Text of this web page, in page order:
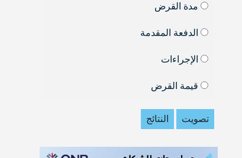
مدة القرض
الدفعة المقدمة
الإجراءات
قيمة القرض
تصويت النتائج